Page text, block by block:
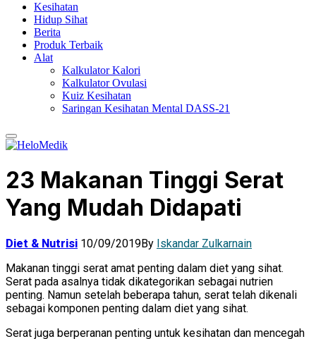
Kesihatan
Hidup Sihat
Berita
Produk Terbaik
Alat
Kalkulator Kalori
Kalkulator Ovulasi
Kuiz Kesihatan
Saringan Kesihatan Mental DASS-21
23 Makanan Tinggi Serat
Yang Mudah Didapati
Diet & Nutrisi 10/09/2019By Iskandar Zulkarnain
Makanan tinggi serat amat penting dalam diet yang sihat.
Serat pada asalnya tidak dikategorikan sebagai nutrien
penting. Namun setelah beberapa tahun, serat telah dikenali
sebagai komponen penting dalam diet yang sihat.
Serat juga berperanan penting untuk kesihatan dan mencegah